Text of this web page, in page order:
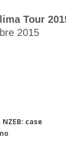
Tour
2015
case